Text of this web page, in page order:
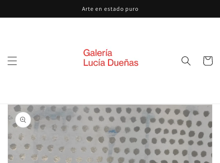
al contenido
Arte en estado puro
Carrito
directamente
a la
información
del producto